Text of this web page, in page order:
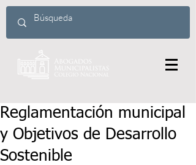
Reglamentación municipal
y Objetivos de Desarrollo
Sostenible